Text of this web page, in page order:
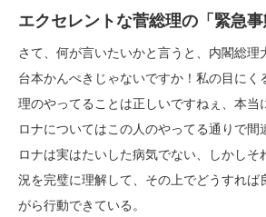
エクセレントな菅総理の「緊急事
さて、何が言いたいかと言うと、内閣総理
台本かんぺきじゃないですか！私の目にく
理のやってることは正しいですねぇ、本当
ロナについてはこの人のやってる通りで間
ロナは実はたいした病気でない、しかしそ
況を完璧に理解して、その上でどうすれば
がら行動できている。